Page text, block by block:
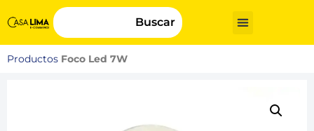
Buscar
Productos Foco Led 7W